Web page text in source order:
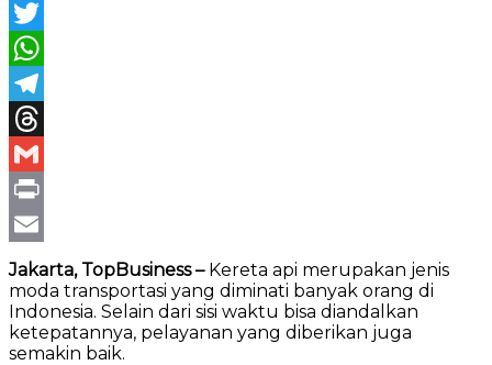
Facebook
Twitter
WhatsApp
Telegram
Threads
Gmail
Print
Email
Jakarta, TopBusiness –Kereta api merupakan jenis
moda transportasi yang diminati banyak orang di
Indonesia. Selain dari sisi waktu bisa diandalkan
ketepatannya, pelayanan yang diberikan juga
semakin baik.